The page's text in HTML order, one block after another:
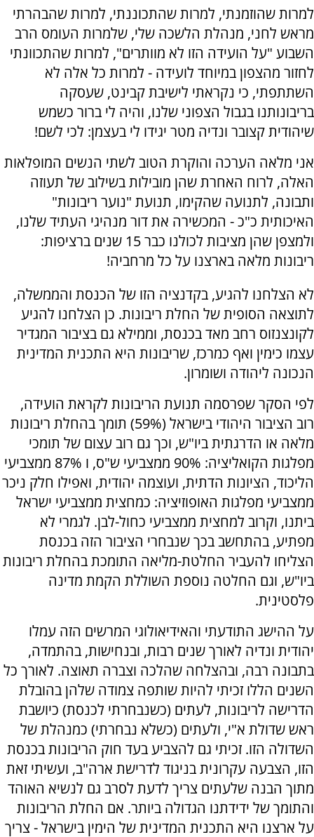
למרות שהוזמנתי, למרות שהתכוננתי, למרות שהבהרתי
מראש לחני, מנהלת הלשכה שלי, שלמרות העומס הרב
השבוע "על הועידה הזו לא מוותרים", למרות שהתכוונתי
לחזור מהצפון במיוחד לועידה - למרות כל אלה לא
השתתפתי, כי נקראתי לישיבת קבינט, שעסקה
בריבונותנו בגבול הצפוני שלנו, והיה לי ברור כשמש
שיהודית קצובר ונדיה מטר יגידו לי בעצמן: לכי לשם!
אני מלאה הערכה והוקרת הטוב לשתי הנשים המופלאות
האלה, לרוח האחרת שהן מובילות בשילוב של תעוזה
ותבונה, לתנועה שהקימו, תנועת "נוער ריבונות"
האיכותית כ"כ - המכשירה את דור מנהיגי העתיד שלנו,
ולמצפן שהן מציבות לכולנו כבר 15 שנים ברציפות:
ריבונות מלאה בארצנו על כל מרחביה!
לא הצלחנו להגיע, בקדנציה הזו של הכנסת והממשלה,
לתוצאה הסופית של החלת ריבונות. כן הצלחנו להגיע
לקונצנזוס רחב מאד בכנסת, וממילא גם בציבור המגדיר
עצמו כימין ואף כמרכז, שריבונות היא התכנית המדינית
הנכונה ליהודה ושומרון.
לפי הסקר שפרסמה תנועת הריבונות לקראת הועידה,
רוב הציבור היהודי בישראל (59%) תומך בהחלת ריבונות
מלאה או הדרגתית ביו"ש, וכך גם רוב עצום של תומכי
מפלגות הקואליציה: 90% ממצביעי ש"ס, ו 87% ממצביעי
הליכוד, הציונות הדתית, ועוצמה יהודית, ואפילו חלק ניכר
ממצביעי מפלגות האופוזיציה: כמחצית ממצביעי ישראל
ביתנו, וקרוב למחצית ממצביעי כחול-לבן. לגמרי לא
מפתיע, בהתחשב בכך שנבחרי הציבור הזה בכנסת
הצליחו להעביר החלטת-מליאה התומכת בהחלת ריבונות
ביו"ש, וגם החלטה נוספת השוללת הקמת מדינה
פלסטינית.
על ההישג התודעתי והאידיאולוגי המרשים הזה עמלו
יהודית ונדיה לאורך שנים רבות, ובנחישות, בהתמדה,
בתבונה רבה, ובהצלחה שהלכה וצברה תאוצה. לאורך כל
השנים הללו זכיתי להיות שותפה צמודה שלהן בהובלת
הדרישה לריבונות, לעתים (כשנבחרתי לכנסת) כיושבת
ראש שדולת א"י, ולעתים (כשלא נבחרתי) כמנהלת של
השדולה הזו. זכיתי גם להצביע בעד חוק הריבונות בכנסת
הזו, הצבעה עקרונית בניגוד לדרישת ארה"ב, ועשיתי זאת
מתוך הבנה שלעתים צריך לדעת לסרב גם לנשיא האוהד
והתומך של ידידתנו הגדולה ביותר. אם החלת הריבונות
על ארצנו היא התכנית המדינית של הימין בישראל - צריך